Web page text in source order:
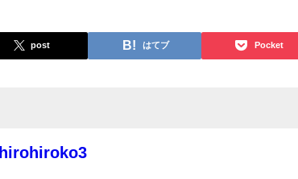
post はてブ Pocket